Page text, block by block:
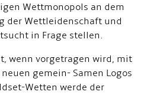
Wettmonopols an dem
der Wettleidenschaft und
in Frage stellen.
wenn vorgetragen wird, mit
gemein- Samen Logos
Wetten werde der